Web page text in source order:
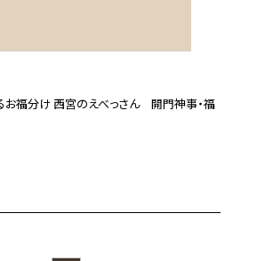
お福分け 西宮のえべっさん 開門神事・福